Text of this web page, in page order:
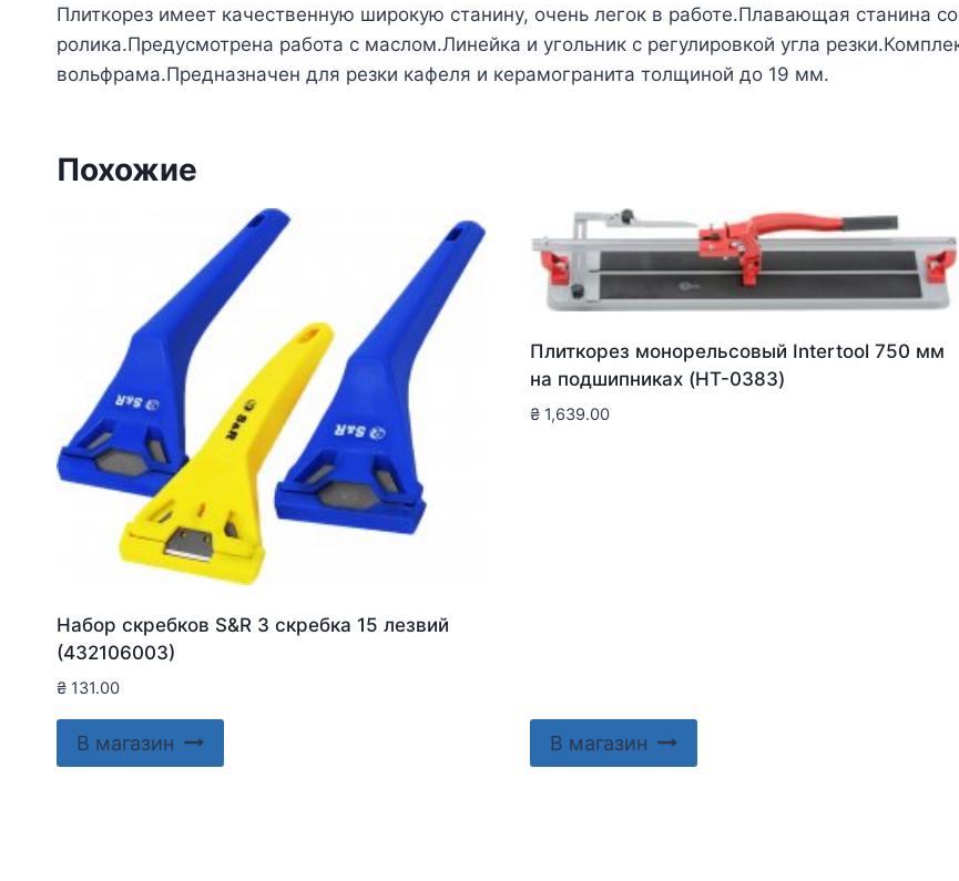
Плиткорез имеет качественную широкую станину, очень легок в работе.Плавающая станина
ролика.Предусмотрена работа с маслом.Линейка и угольник с регулировкой угла
вольфрама.Предназначен для резки кафеля и керамогранита толщиной до 19 мм.
Похожие
Набор скребков S&R 3 скребка 15 лезвий
(432106003)
₴ 131.00
В магазин
Плиткорез монорельсовый Intertool 750 мм
на подшипниках (HT-0383)
₴ 1,639.00
В магазин